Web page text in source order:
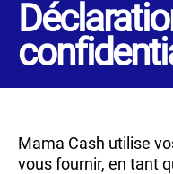
Mama Cash utilise
vous fournir, en tant